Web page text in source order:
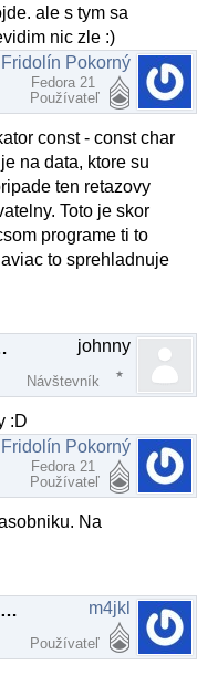
ale s tym sa
nic zle :)
Re: C: pristup ku znakom z retazca
Fridolín Pokorný
Fedora 21
Používateľ
const - const char
na data, ktore su
ten retazovy
Toto je skor
programe ti to
to sprehladnuje
retazca johnny
Návštevník
:D
Re: C: pristup ku znakom z retazca
Fridolín Pokorný
Fedora 21
Používateľ
Na
Re: C: pristup ku znakom z retazca m4jkl
Používateľ